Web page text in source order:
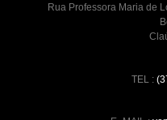
Rua Professora Maria de
TEL :